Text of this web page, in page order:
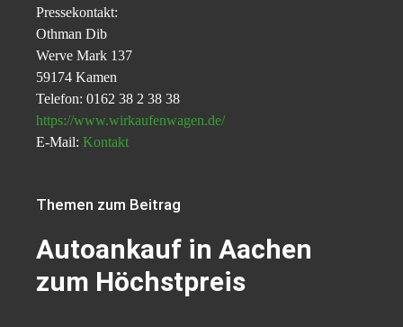
Pressekontakt:
Othman Dib
Werve Mark 137
59174 Kamen
Telefon: 0162 38 2 38 38
https://www.wirkaufenwagen.de/
E-Mail: Kontakt
Themen zum Beitrag
Autoankauf in Aachen
zum Höchstpreis